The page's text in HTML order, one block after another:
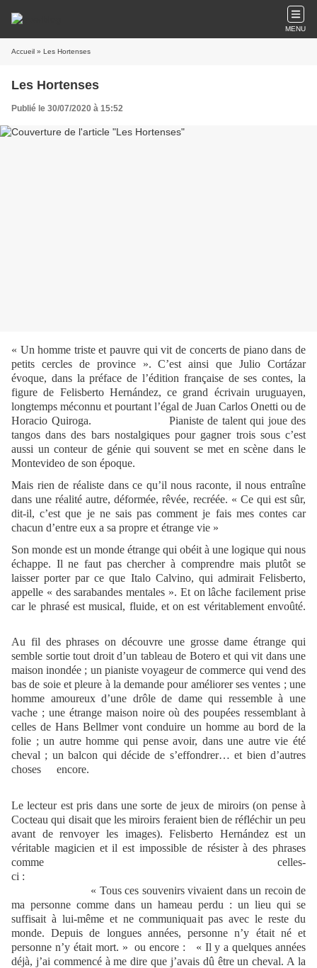
MENU
Accueil » Les Hortenses
Les Hortenses
Publié le 30/07/2020 à 15:52
« Un homme triste et pauvre qui vit de concerts de piano dans de
petits cercles de province ». C’est ainsi que Julio Cortázar
évoque, dans la préface de l’édition française de ses contes, la
figure de Felisberto Hernández, ce grand écrivain uruguayen,
longtemps méconnu et pourtant l’égal de Juan Carlos Onetti ou de
Horacio Quiroga. Pianiste de talent qui joue des
tangos dans des bars nostalgiques pour gagner trois sous c’est
aussi un conteur de génie qui souvent se met en scène dans le
Montevideo de son époque.
Mais rien de réaliste dans ce qu’il nous raconte, il nous entraîne
dans une réalité autre, déformée, rêvée, recréée. « Ce qui est sûr,
dit-il, c’est que je ne sais pas comment je fais mes contes car
chacun d’entre eux a sa propre et étrange vie »
Son monde est un monde étrange qui obéit à une logique qui nous
échappe. Il ne faut pas chercher à comprendre mais plutôt se
laisser porter par ce que Italo Calvino, qui admirait Felisberto,
appelle « des sarabandes mentales ». Et on lâche facilement prise
car le phrasé est musical, fluide, et on est véritablement envoûté.
Au fil des phrases on découvre une grosse dame étrange qui
semble sortie tout droit d’un tableau de Botero et qui vit dans une
maison inondée ; un pianiste voyageur de commerce qui vend des
bas de soie et pleure à la demande pour améliorer ses ventes ; une
homme amoureux d’une drôle de dame qui ressemble à une
vache ; une étrange maison noire où des poupées ressemblant à
celles de Hans Bellmer vont conduire un homme au bord de la
folie ; un autre homme qui pense avoir, dans une autre vie été
cheval ; un balcon qui décide de s’effondrer… et bien d’autres
choses encore.
Le lecteur est pris dans une sorte de jeux de miroirs (on pense à
Cocteau qui disait que les miroirs feraient bien de réfléchir un peu
avant de renvoyer les images). Felisberto Hernández est un
véritable magicien et il est impossible de résister à des phrases
comme celles-
ci :
« Tous ces souvenirs vivaient dans un recoin de
ma personne comme dans un hameau perdu : un lieu qui se
suffisait à lui-même et ne communiquait pas avec le reste du
monde. Depuis de longues années, personne n’y était né et
personne n’y était mort. » ou encore : « Il y a quelques années
déjà, j’ai commencé à me dire que j’avais dû être un cheval. A la